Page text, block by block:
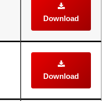
Download
Download